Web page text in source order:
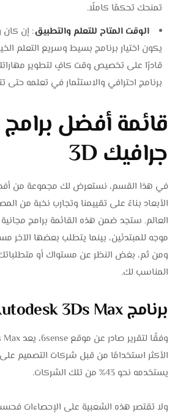
تمنحك تحكمًا كاملًا.
الوقت المتاح للتعلم والتطبيق: إن
يكون اختيار برنامج بسيط وسريع التعلم
قادرًا على تخصيص وقت كافٍ لتطوير
برنامج احترافي والاستثمار في تعلمه حتى
قائمة أفضل
جرافيك 3D
في هذا القسم، نستعرض لك مجموعة من
الأبعاد بناءً على تقييمنا وتجارب نخبة من
العالم. ستجد ضمن هذه القائمة برامج
موجه للمبتدئين، بينما يتطلب بعضها الآخر
ومن ثم، بغض النظر عن مستواك أو
المناسب لك.
برنامج Autodesk 3Ds Max
الأكثر استخدامًا من قبل شركات التصميم
يستخدمه نحو 43% من تلك الشركات.
ولا تقتصر هذه الشعبية على الإحصاءات